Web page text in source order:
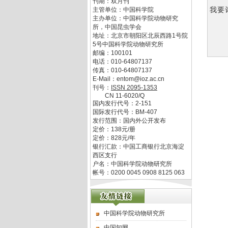
主管单位： 中国科学院
主办单位： 中国科学院动物研究
所，中国昆虫学会
地址： 北京市朝阳区北辰西路1号院
5号中国科学院动物研究所
邮编： 100101
电话： 010-64807137
传真： 010-64807137
E-Mail： entom@ioz.ac.cn
刊号： ISSN 2095-1353
CN 11-6020/Q
国内发行代号： 2-151
国际发行代号： BM-407
发行范围：国内外公开发布
定价： 138元/册
定价： 828元/年
银行汇款：中国工商银行北京海淀
西区支行
户名：中国科学院动物研究所
帐号：0200 0045 0908 8125 063
中国科学院动物研究所
我要